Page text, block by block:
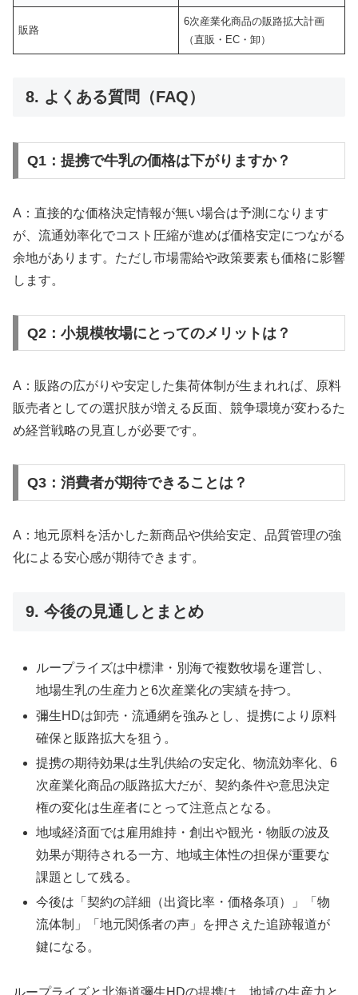
販路
6次産業化商品の販路拡大計画
（直販・EC・卸）
8. よくある質問（FAQ）
Q1：提携で牛乳の価格は下がりますか？
A：直接的な価格決定情報が無い場合は予測になります
が、流通効率化でコスト圧縮が進めば価格安定につながる
余地があります。ただし市場需給や政策要素も価格に影響
します。
Q2：小規模牧場にとってのメリットは？
A：販路の広がりや安定した集荷体制が生まれれば、原料
販売者としての選択肢が増える反面、競争環境が変わるた
め経営戦略の見直しが必要です。
Q3：消費者が期待できることは？
A：地元原料を活かした新商品や供給安定、品質管理の強
化による安心感が期待できます。
9. 今後の見通しとまとめ
ループライズは中標津・別海で複数牧場を運営し、
地場生乳の生産力と6次産業化の実績を持つ。
彌生HDは卸売・流通網を強みとし、提携により原料
確保と販路拡大を狙う。
提携の期待効果は生乳供給の安定化、物流効率化、6
次産業化商品の販路拡大だが、契約条件や意思決定
権の変化は生産者にとって注意点となる。
地域経済面では雇用維持・創出や観光・物販の波及
効果が期待される一方、地域主体性の担保が重要な
課題として残る。
今後は「契約の詳細（出資比率・価格条項）」「物
流体制」「地元関係者の声」を押さえた追跡報道が
鍵になる。
ループライズと北海道彌生HDの提携は、地域の生産力と